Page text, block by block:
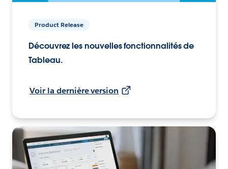
Product Release
Découvrez les nouvelles fonctionnalités de
Tableau.
Voir la dernière version